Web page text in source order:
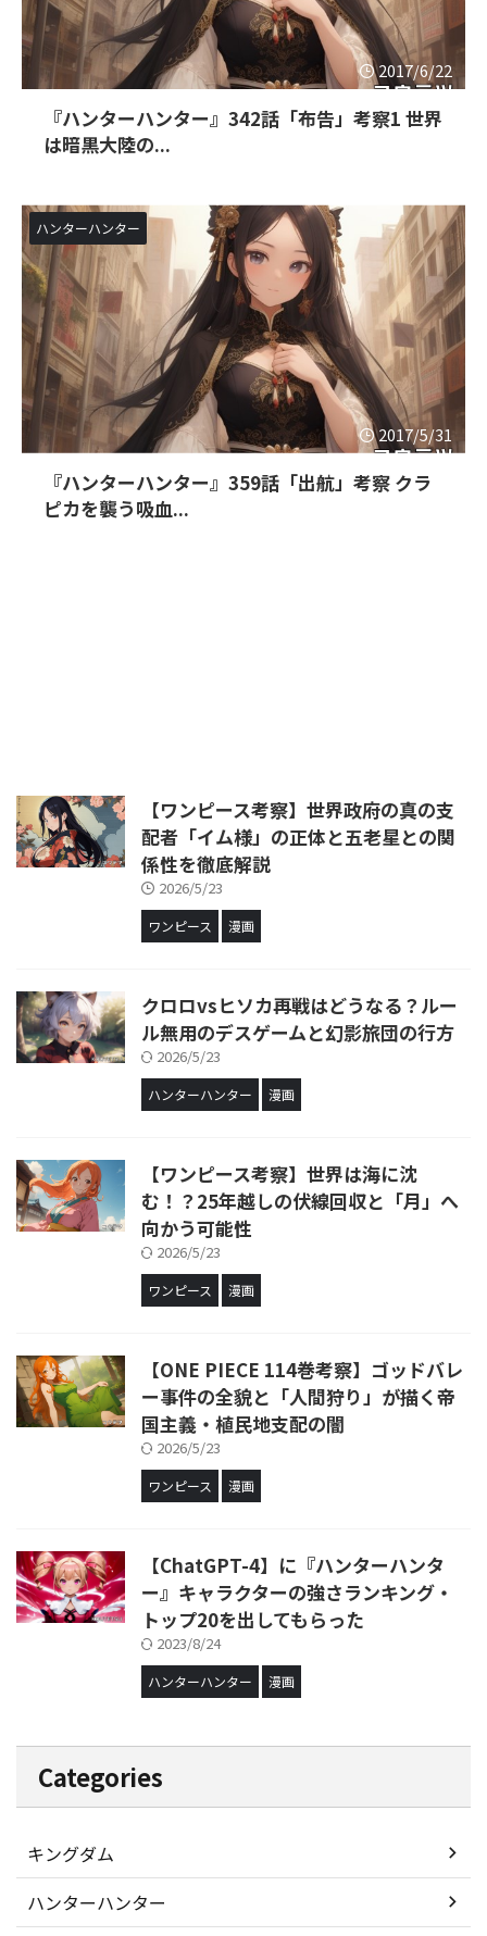
2017/6/22
『ハンターハンター』342話「布告」考察1 世界
は暗黒大陸の...
2017/5/31
ハンターハンター
『ハンターハンター』359話「出航」考察 クラ
ピカを襲う吸血...
【ワンピース考察】世界政府の真の支
配者「イム様」の正体と五老星との関
係性を徹底解説
2026/5/23
ワンピース 漫画
クロロvsヒソカ再戦はどうなる？ルー
ル無用のデスゲームと幻影旅団の行方
2026/5/23
ハンターハンター 漫画
【ワンピース考察】世界は海に沈
む！？25年越しの伏線回収と「月」へ
向かう可能性
2026/5/23
ワンピース 漫画
【ONE PIECE 114巻考察】ゴッドバレ
ー事件の全貌と「人間狩り」が描く帝
国主義・植民地支配の闇
2026/5/23
ワンピース 漫画
【ChatGPT-4】に『ハンターハンタ
ー』キャラクターの強さランキング・
トップ20を出してもらった
2023/8/24
ハンターハンター 漫画
Categories
キングダム
ハンターハンター